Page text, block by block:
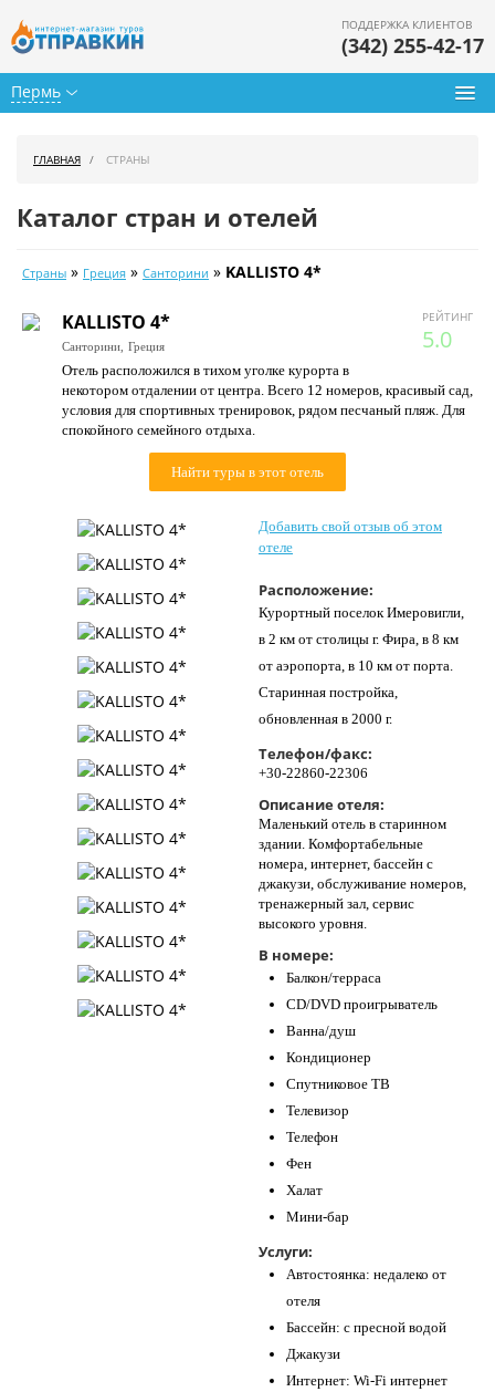
Пермь
ПОДДЕРЖКА КЛИЕНТОВ
(342) 255-42-17
Календарь туров
Цены дня
Страны
Как купить
Контакты
ГЛАВНАЯ СТРАНЫ
Каталог стран и отелей
Страны » Греция » Санторини » KALLISTO 4*
РЕЙТИНГ
5.0
KALLISTO 4*
Санторини, Греция
Отель расположился в тихом уголке курорта в
некотором отдалении от центра. Всего 12 номеров, красивый сад,
условия для спортивных тренировок, рядом песчаный пляж. Для
спокойного семейного отдыха.
Найти туры в этот отель
Добавить свой отзыв об этом
отеле
Расположение:
Курортный поселок Имеровигли,
в 2 км от столицы г. Фира, в 8 км
от аэропорта, в 10 км от порта.
Старинная постройка,
обновленная в 2000 г.
Телефон/факс:
+30-22860-22306
Описание отеля:
Маленький отель в старинном
здании. Комфортабельные
номера, интернет, бассейн с
джакузи, обслуживание номеров,
тренажерный зал, сервис
высокого уровня.
В номере:
Балкон/терраса
CD/DVD проигрыватель
Ванна/душ
Кондиционер
Спутниковое ТВ
Телевизор
Телефон
Фен
Халат
Мини-бар
Услуги:
Автостоянка: недалеко от
отеля
Бассейн: с пресной водой
Джакузи
Интернет: Wi-Fi интернет